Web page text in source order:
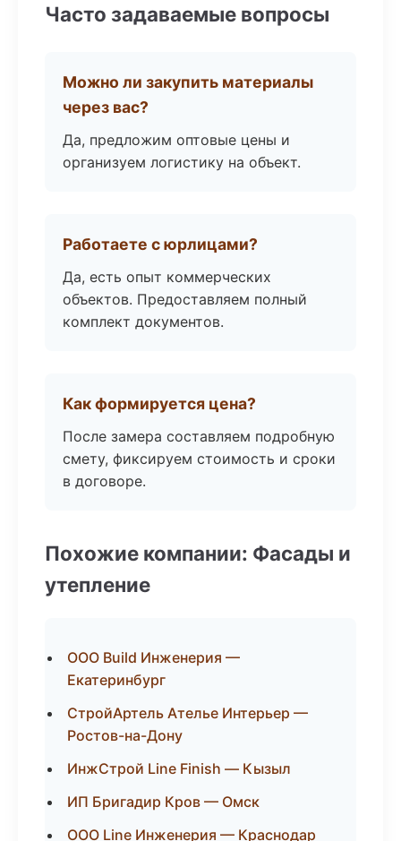
Часто задаваемые вопросы
Можно ли закупить материалы
через вас?
Да, предложим оптовые цены и
организуем логистику на объект.
Работаете с юрлицами?
Да, есть опыт коммерческих
объектов. Предоставляем полный
комплект документов.
Как формируется цена?
После замера составляем подробную
смету, фиксируем стоимость и сроки
в договоре.
Похожие компании: Фасады и
утепление
ООО Build Инженерия —
Екатеринбург
СтройАртель Ателье Интерьер —
Ростов-на-Дону
ИнжСтрой Line Finish — Кызыл
ИП Бригадир Кров — Омск
ООО Line Инженерия — Краснодар